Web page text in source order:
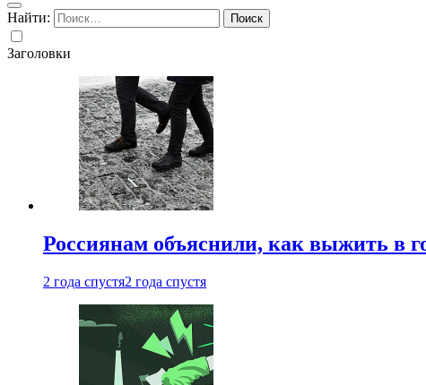
Найти:
Заголовки
Россиянам объяснили, как выжить в
2 года спустя2 года спустя